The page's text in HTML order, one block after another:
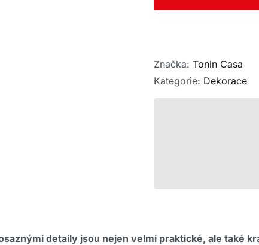
Značka: Tonin Casa
Kategorie: Dekorace
detaily jsou nejen velmi praktické, ale také